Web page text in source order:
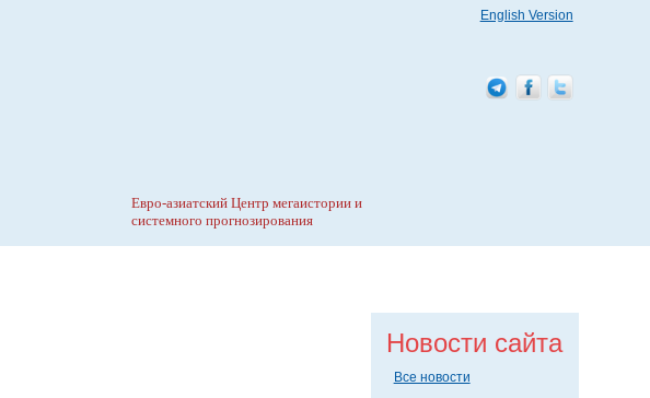
Новости сайта
Все новости
Евро-азиатский Центр мегаистории и
системного прогнозирования
English Version